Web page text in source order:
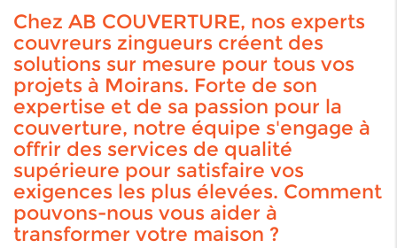
Chez AB COUVERTURE, nos experts
couvreurs zingueurs créent des
solutions sur mesure pour tous vos
projets à Moirans. Forte de son
expertise et de sa passion pour la
couverture, notre équipe s'engage à
offrir des services de qualité
supérieure pour satisfaire vos
exigences les plus élevées. Comment
pouvons-nous vous aider à
transformer votre maison ?